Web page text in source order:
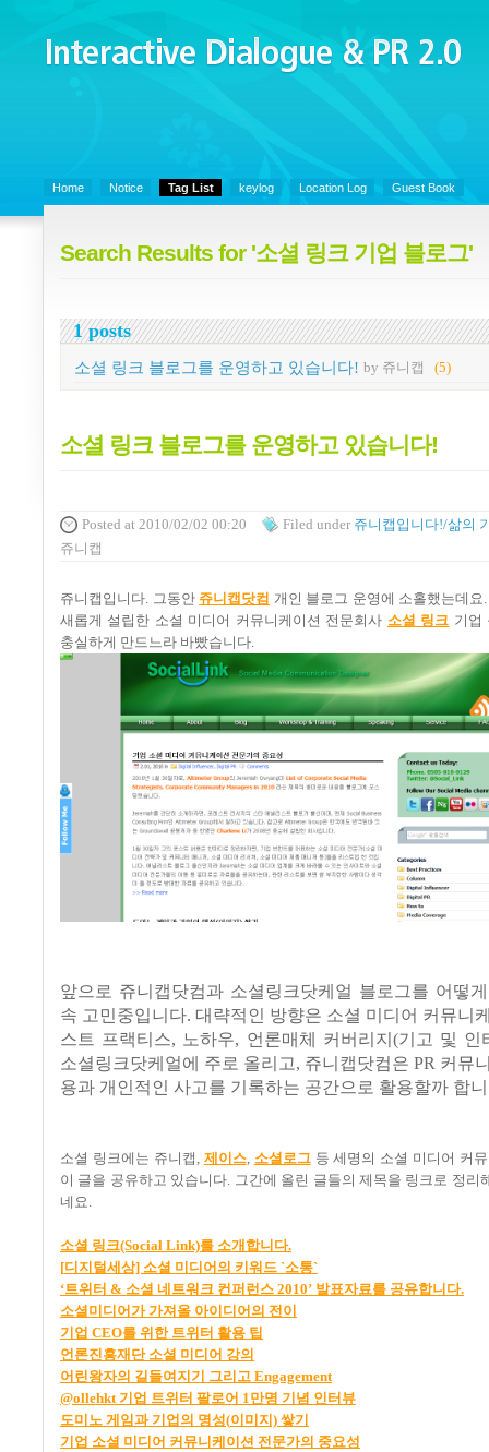
Interactive Dialogue &
PR 2.0
Home Notice Tag List keylog Location Log Guest Book
Search Results for '소셜 링크 기업 블로그'
1 posts
소셜 링크 블로그를 운영하고 있습니다! by 쥬니캡 (5)
소셜 링크 블로그를 운영하고 있습니다!
Posted at 2010/02/02 00:20 Filed under 쥬니캡입니다!/삶의
쥬니캡
쥬니캡입니다. 그동안 쥬니캡닷컴 개인 블로그 운영에 소홀했는데요
새롭게 설립한 소셜 미디어 커뮤니케이션 전문회사 소셜 링크 기업
충실하게 만드느라 바빴습니다.
앞으로 쥬니캡닷컴과 소셜링크닷케얼 블로그를 어떻
속 고민중입니다. 대략적인 방향은 소셜 미디어 커뮤니
스트 프랙티스, 노하우, 언론매체 커버리지 (기고 및 인
소셜링크닷케얼에 주로 올리고, 쥬니캡닷컴은 PR 커뮤
용과 개인적인 사고를 기록하는 공간으로 활용할까 합
소셜 링크에는 쥬니캡 , 제이스, 소셜로그등 세명의 소셜 미디어 커
이 글을 공유하고 있습니다. 그간에 올린 글들의 제목을 링크로 정리
네요.
소셜 링크(Social Link)를 소개합니다.
[디지털세상] 소셜 미디어의 키워드 `소통`
‘트위터 & 소셜 네트워크 컨퍼런스 2010’ 발표자료를 공유합니다.
소셜미디어가 가져올 아이디어의 전이
기업 CEO를 위한 트위터 활용 팁
언론진흥재단 소셜 미디어 강의
어린왕자의 길들여지기 그리고 Engagement
@ollehkt 기업 트위터 팔로어 1만명 기념 인터뷰
도미노 게임과 기업의 명성(이미지) 쌓기
기업 소셜 미디어 커뮤니케이션 전문가의 중요성